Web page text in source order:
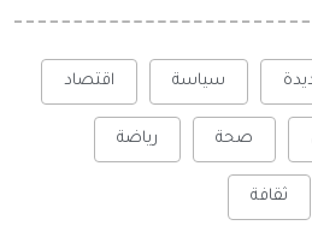
سياسة اقتصاد
صحة رياضة
ثقافة